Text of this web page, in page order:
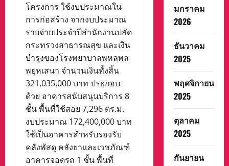
โครงการ ใช้งบประมาณใน
การก่อสร้าง จากงบประมาณ
รายจ่ายประจําปีสํานักงานปลัด
กระทรวงสาธารณสุข และเงิน
บํารุงของโรงพยาบาลพหลพล
พยุหเสนา จํานวนเงินทั้งสิ้น
321,035,000 บาท ประกอบ
ด้วย อาคารสนับสนุนบริการ 8
ชั้น พื้นที่ใช้สอย 7,296 ตร.ม.
งบประมาณ 172,400,000 บาท
ใช้เป็นอาคารสำหรับรองรับ
คลังพัสดุ คลังยาและเวชภัณฑ์
อาคารจอดรถ 1 ชั้น พื้นที่
มกราคม
2026
ธันวาคม
2025
พฤศจิกายน
2025
ตุลาคม
2025
กันยายน